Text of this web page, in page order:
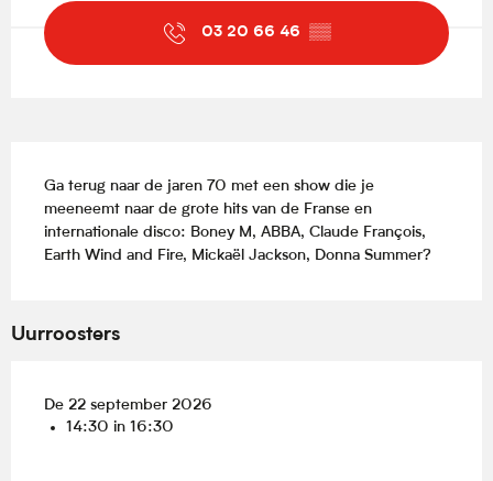
03 20 66 46 ▒▒
Ga terug naar de jaren 70 met een show die je
meeneemt naar de grote hits van de Franse en
internationale disco: Boney M, ABBA, Claude François,
Earth Wind and Fire, Mickaël Jackson, Donna Summer?
Uurroosters
De 22 september 2026
14:30 in 16:30